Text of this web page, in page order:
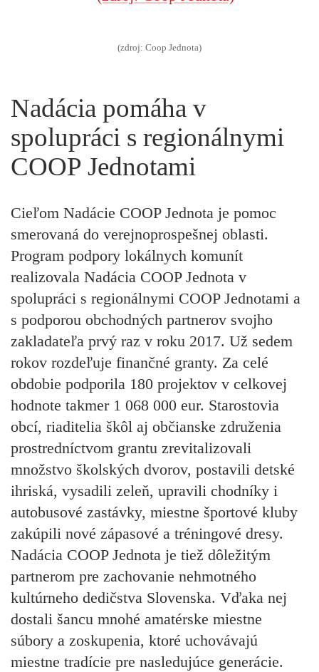
(zdroj: Coop Jednota)
Nadácia pomáha v
spolupráci s regionálnymi
COOP Jednotami
Cieľom Nadácie COOP Jednota je pomoc
smerovaná do verejnoprospešnej oblasti.
Program podpory lokálnych komunít
realizovala Nadácia COOP Jednota v
spolupráci s regionálnymi COOP Jednotami a
s podporou obchodných partnerov svojho
zakladateľa prvý raz v roku 2017. Už sedem
rokov rozdeľuje finančné granty. Za celé
obdobie podporila 180 projektov v celkovej
hodnote takmer 1 068 000 eur. Starostovia
obcí, riaditelia škôl aj občianske združenia
prostredníctvom grantu zrevitalizovali
množstvo školských dvorov, postavili detské
ihriská, vysadili zeleň, upravili chodníky i
autobusové zastávky, miestne športové kluby
zakúpili nové zápasové a tréningové dresy.
Nadácia COOP Jednota je tiež dôležitým
partnerom pre zachovanie nehmotného
kultúrneho dedičstva Slovenska. Vďaka nej
dostali šancu mnohé amatérske miestne
súbory a zoskupenia, ktoré uchovávajú
miestne tradície pre nasledujúce generácie.